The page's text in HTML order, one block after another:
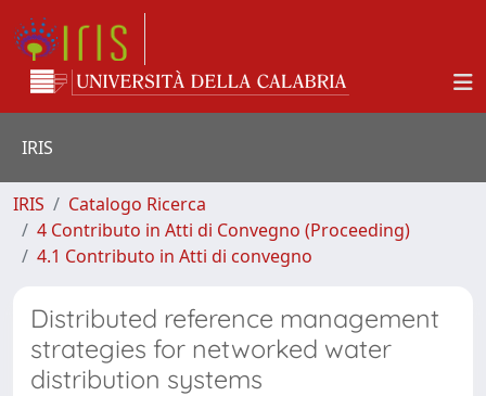
IRIS
IRIS
Catalogo Ricerca
4 Contributo in Atti di Convegno (Proceeding)
4.1 Contributo in Atti di convegno
Distributed reference management
strategies for networked water
distribution systems